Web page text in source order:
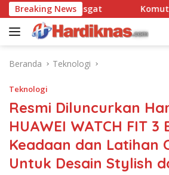
Langsung
ke
konten
Breaking News
90 Pasgat Komut
Beranda Teknologi
Teknologi
Resmi Diluncurkan
HUAWEI WATCH FIT
Keadaan dan Latihan
Untuk Desain Stylish